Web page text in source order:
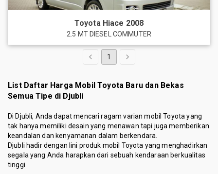
Toyota Hiace 2008
2.5 MT DIESEL COMMUTER
1
List Daftar Harga Mobil Toyota Baru dan Bekas
Semua Tipe di Djubli
Di Djubli, Anda dapat mencari ragam varian mobil Toyota yang
tak hanya memiliki desain yang menawan tapi juga memberikan
keandalan dan kenyamanan dalam berkendara.
Djubli hadir dengan lini produk mobil Toyota yang menghadirkan
segala yang Anda harapkan dari sebuah kendaraan berkualitas
tinggi.